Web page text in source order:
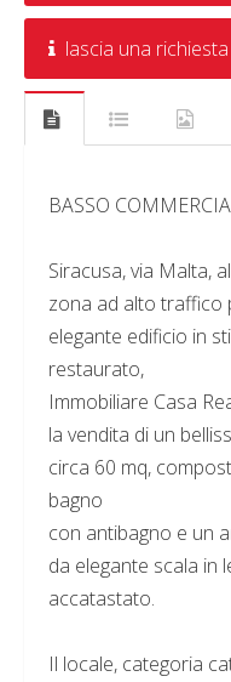
lascia una richiesta
BASSO
Siracusa, via Malta,
zona ad alto traffico
elegante edificio in
restaurato,
Immobiliare Casa
la vendita di un
circa 60 mq,
bagno
con antibagno e un
da elegante scala in
accatastato.
Il locale, categoria